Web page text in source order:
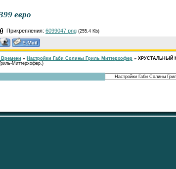
евро
Прикрепления: 6099047.png (255.4 Kb)
Времени » Настройки Габи Солины Гриль Миттерхофер » ХРУСТАЛЬНЫЙ
Миттерхофер.)